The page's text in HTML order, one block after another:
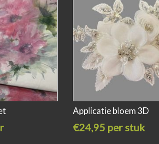
Applicatie bloem 3D
€24,95 per stuk